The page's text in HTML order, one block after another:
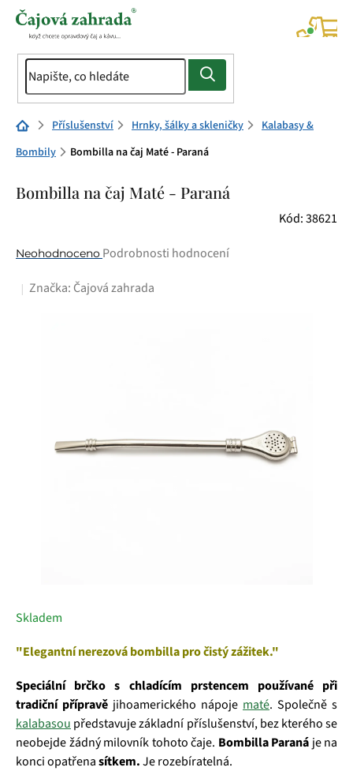
Přejít
Domů Příslušenství Hrnky, šálky a skleničky
Kalabasy &
Bombily
Bombilla na čaj Maté - Paraná
Bombilla na čaj Maté - Paraná
Kód:38621
Průměrné
produktu
Neohodnoceno Podrobnosti hodnocení
Značka: Čajová zahrada
Skladem
"Elegantní nerezová bombilla pro čistý zážitek."
Speciální brčko s chladícím prstencem používané při
tradiční přípravě jihoamerického nápoje maté. Společně s
kalabasou představuje základní příslušenství, bez kterého se
neobejde žádný milovník tohoto čaje. Bombilla Paraná je na
konci opatřenasítkem.Je rozebíratelná.